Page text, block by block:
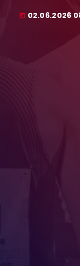
today 02.06.2026